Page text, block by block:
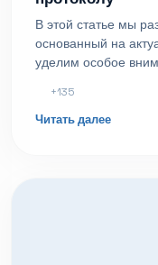
В этой статье мы
основанный на
уделим особое
+135
Читать далее